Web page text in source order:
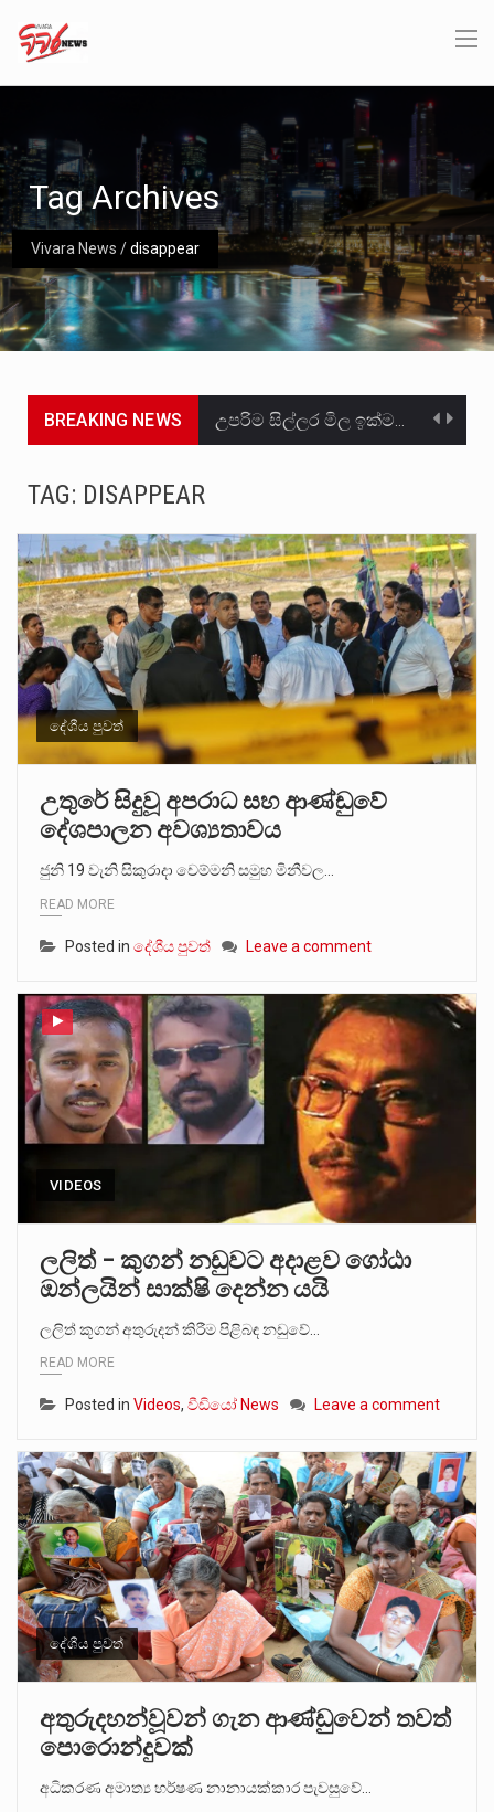
Vivara News /disappear
Tag Archives
BREAKING NEWS
මේ, දන්නා හඳුනන ලියන්නකුගේ නන්නාඳුනන අඩවියක සැරිසරා ලද ආස්වාදනීය මොහොතක සිංහාවලෝකනයකි .කෙටි කවියක දිගු බර…
වත්මන් ආණ්ඩුවේ ප්‍රධාන පාර්ශවකරුවා වන ජනතා විමුක්ති පෙරමුණේ කාලයක පටන් තිබුණු ප්‍රධාන සටන් පාඨයක් වූවේ…
සංවිධානාත්මක අපරාධකරුවකු වන ලොකු පැටිගේ ප්‍රධාන වෙඩික්කරු බවට සැක කරන ගිං ගඟේ ගිල්වා මරා දමා…
උපරිමාධිකරණ විනිශ්චයකාරවරුන්ගේ හා ඉන් පහළ විනිශ්චයකාරවරුන්ගේ විශ්‍රාම වයස දීර්ඝ කිරීම සඳහා සකස් කර ඇති විසිදෙවන…
TAG: DISAPPEAR
දේශීය පුවත්
උතුරේ සිදුවූ අපරාධ සහ ආණ්ඩුවේ
දේශපාලන අවශ්‍යතාවය
ජුනි 19 වැනි සිකුරාදා චෙම්මනි සමුහ මිනීවල…
READ MORE
Posted in දේශීය පුවත් Leave a comment
VIDEOS
ලලිත් – කුගන් නඩුවට අදාළව ගෝඨා
ඔන්ලයින් සාක්ෂි දෙන්න යයි
ලලිත් කූගන් අතුරුදන් කිරීම පිළිබඳ නඩුවේ…
READ MORE
Posted in Videos, වීඩියෝ News Leave a comment
දේශීය පුවත්
අතුරුදහන්වූවන් ගැන ආණ්ඩුවෙන් තවත්
පොරොන්දුවක්
අධිකරණ අමාත්‍ය හර්ෂණ නානායක්කාර පැවසුවේ…